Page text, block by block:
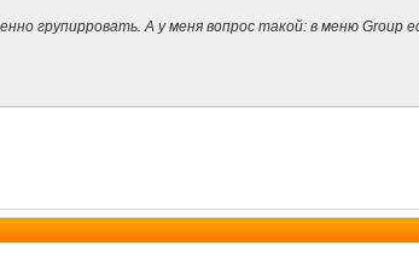
групирровать. А у меня вопрос такой: в меню Group